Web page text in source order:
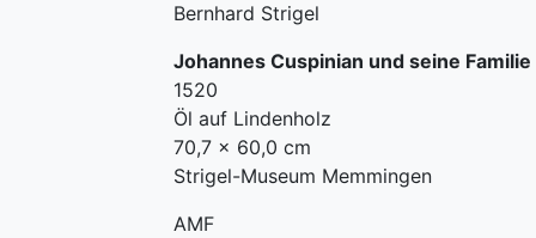
Bernhard Strigel
Johannes Cuspinian und seine Familie
1520
Öl auf Lindenholz
70,7 × 60,0 cm
Strigel-Museum Memmingen
AMF